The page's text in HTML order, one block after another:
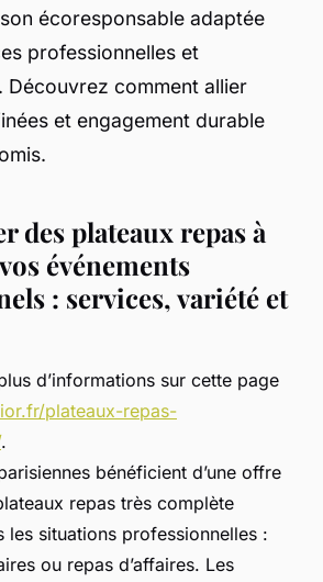
écoresponsable adaptée
professionnelles et
Découvrez comment allier
et engagement durable
des plateaux repas à
événements
: services, variété et
d’informations sur cette page
plateaux-repas-
.
bénéficient d’une offre
repas très complète
les situations professionnelles :
ou repas d’affaires. Les